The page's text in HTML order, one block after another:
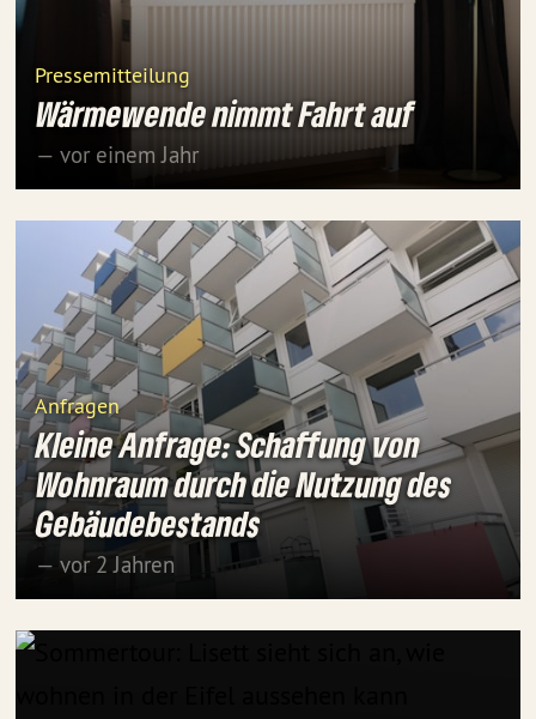
Pressemitteilung
Wärmewende nimmt Fahrt auf
— vor einem Jahr
Anfragen
Kleine Anfrage: Schaffung von
Wohnraum durch die Nutzung des
Gebäudebestands
— vor 2 Jahren